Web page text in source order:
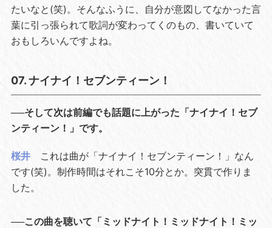
たいなと(笑)。そんなふうに、自分が意図してなかった言
葉に引っ張られて歌詞が変わってくのもの、書いていて
おもしろいんですよね。
07. ナイナイ！セブンティーン！
──そして次は前編でも話題に上がった「ナイナイ！セブ
ンティーン！」です。
桜井
これは曲が「ナイナイ！セブンティーン！」なん
です(笑)。制作時間はそれこそ10分とか。突貫で作りま
した。
──この曲を聴いて「ミッドナイト！ミッドナイト！ミッ